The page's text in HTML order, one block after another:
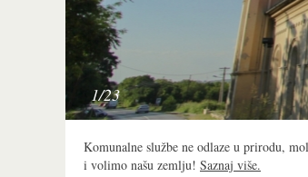
2/23
Komunalne službe ne odlaze u prirodu,
i volimo našu zemlju! Saznaj više.